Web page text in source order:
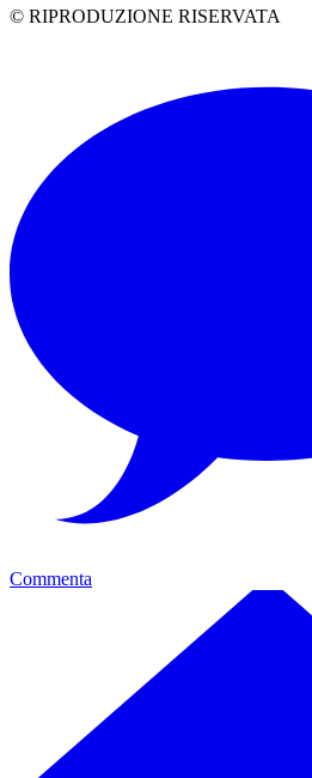
© RIPRODUZIONE RISERVATA
Commenta